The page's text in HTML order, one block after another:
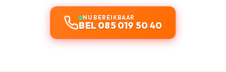
NU BEREIKBAAR
BEL 085 019 50 40